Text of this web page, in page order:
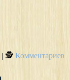
| 🕵 Комментариев